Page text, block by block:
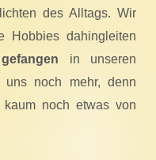
des Alltags. Wir
Hobbies dahingleiten
gefangen in unseren
noch mehr, denn
noch etwas von